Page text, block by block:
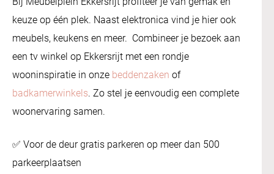
keuze op één plek. Naast elektronica vind je hier ook
meubels, keukens en meer. Combineer je bezoek aan
een tv winkel op Ekkersrijt met een rondje
wooninspiratie in onze beddenzaken of
badkamerwinkels. Zo stel je eenvoudig een complete
woonervaring samen.
✅ Voor de deur gratis parkeren op meer dan 500
parkeerplaatsen